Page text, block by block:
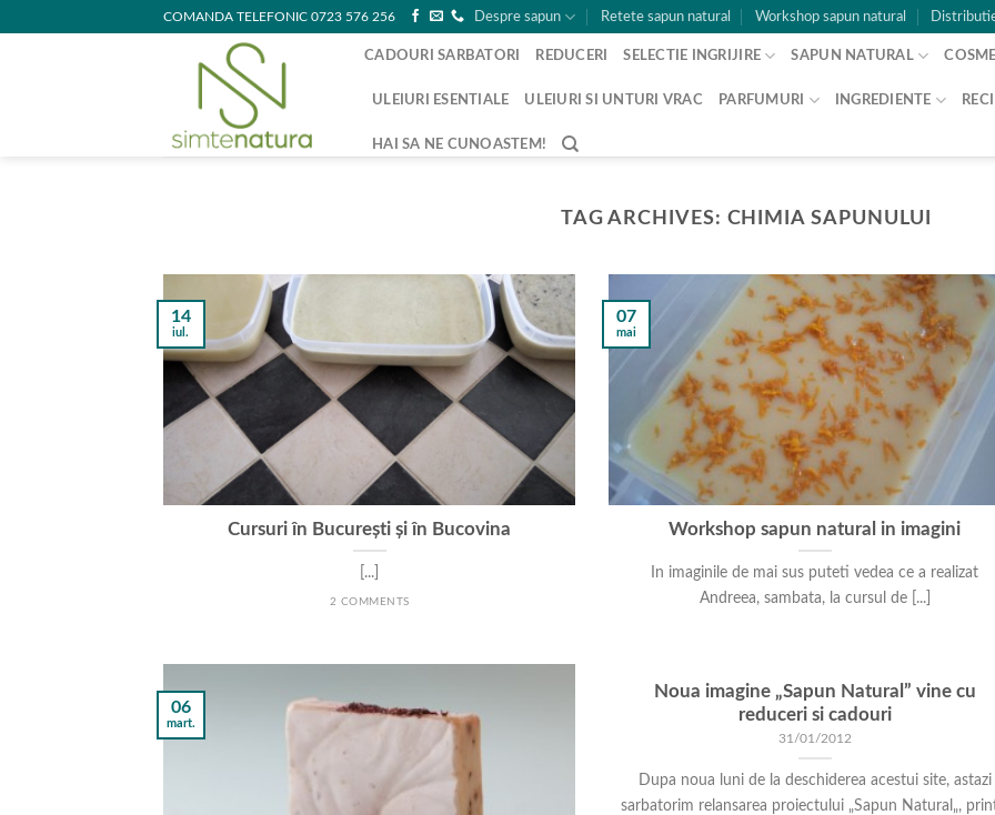
COMANDA TELEFONIC 0723 576 256 Despre sapun Retete sapun natural Workshop sapun natural
CADOURI SARBATORI REDUCERI SELECTIE INGRIJIRE SAPUN NATURAL
ULEIURI ESENTIALE ULEIURI SI UNTURI VRAC PARFUMURI INGREDIENTE
HAI SA NE CUNOASTEM!
TAG ARCHIVES: CHIMIA SAPUNULUI
Cursuri în București și în Bucovina
[...]
2 COMMENTS
14
iul.
Workshop sapun natural in imagini
In imaginile de mai sus puteti vedea ce a realizat
Andreea, sambata, la cursul de [...]
07
mai
06
mart.
Noua imagine „Sapun Natural” vine cu
reduceri si cadouri
31/01/2012
Dupa noua luni de la deschiderea acestui site, astazi
sarbatorim relansarea proiectului „Sapun Natural„,